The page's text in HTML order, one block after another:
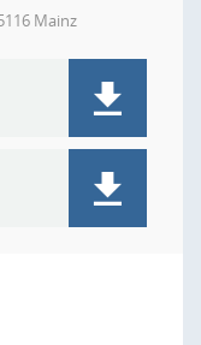
Mainz